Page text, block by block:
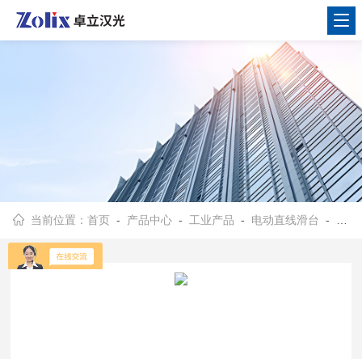
当前位置：首页 - 产品中心 - 工业产品 - 电动直线滑台 - Scanner16-z电动扫描台